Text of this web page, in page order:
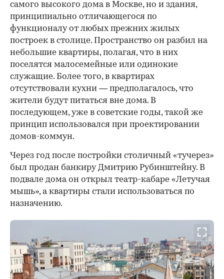
самого высокого дома в Москве, но и здания,
принципиально отличающегося по
функционалу от любых прежних жилых
построек в столице. Пространство он разбил на
небольшие квартиры, полагая, что в них
поселятся малосемейные или одинокие
служащие. Более того, в квартирах
отсутствовали кухни — предполагалось, что
жители будут питаться вне дома. В
последующем, уже в советские годы, такой же
принцип использовался при проектировании
домов-коммун.
Через год после постройки столичный «тучерез»
был продан банкиру Дмитрию Рубинштейну. В
подвале дома он открыл театр-кабаре «Летучая
мышь», а квартиры стали использоваться по
назначению.